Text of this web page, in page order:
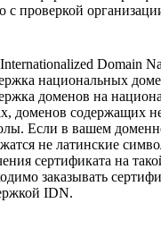
с проверкой
Domain
национальных
доменов на
доменов содержащих
Если в вашем
не латинские
сертификата на
заказывать
IDN.